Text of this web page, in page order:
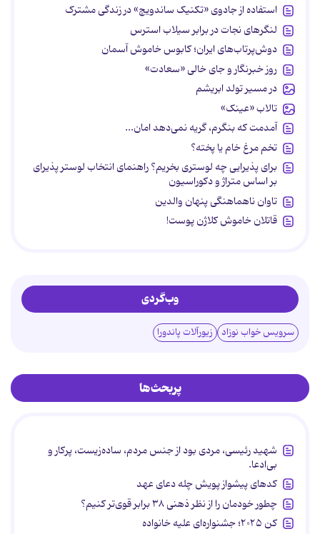
استفاده از جادوی «تکنیک ساندویچ» در زندگی مشترک
لنگرهای نجات در برابر سیلاب استرس
دوش‌پرتاب‌های ایران؛ کابوس خاموش آسمان
روز خبرنگار و جای خالی «سعادت»
در مسیر تولد ابریشم
تالاب «عینک»
آمدمت که بنگرم، گریه نمی‌دهد امان...
تخم مرغ خام یا پخته؟
برای پذیرایی چه لوستری بخریم؟ راهنمای انتخاب لوستر پذیرای
بر اساس متراژ و دکوراسیون
تاوان ناهماهنگی پنهان والدین
قاتلان خاموش کلاژن پوست!
وب‌گردی
سرویس خواب نوزاد زیورآلات پاندورا
پربحث‌ها
شهید رئیسی، مردی بود از جنس مردم، ساده‌زیست، پرکار و
بی‌ادعا.
کدهای پیشواز پویش چله دعای عهد
چطور خودمان را از نظر ذهنی ۳۸ برابر قوی‌تر کنیم؟
کن ۲۰۲۵؛ جشنواره‌ای علیه خانواده